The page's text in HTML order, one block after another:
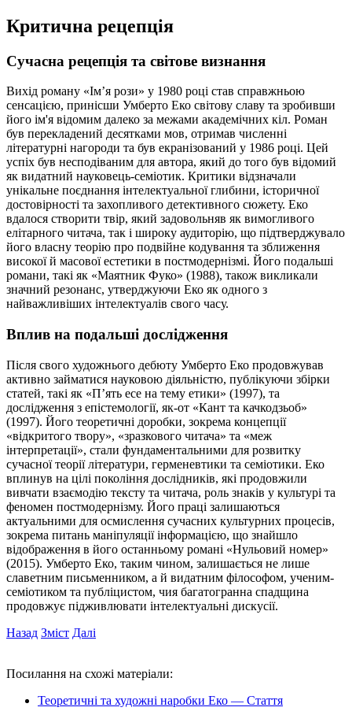
Критична рецепція
Сучасна рецепція та світове визнання
Вихід роману «Ім’я рози» у 1980 році став справжньою
сенсацією, принісши Умберто Еко світову славу та зробивши
його ім'я відомим далеко за межами академічних кіл. Роман
був перекладений десятками мов, отримав численні
літературні нагороди та був екранізований у 1986 році. Цей
успіх був несподіваним для автора, який до того був відомий
як видатний науковець-семіотик. Критики відзначали
унікальне поєднання інтелектуальної глибини, історичної
достовірності та захопливого детективного сюжету. Еко
вдалося створити твір, який задовольняв як вимогливого
елітарного читача, так і широку аудиторію, що підтверджувало
його власну теорію про подвійне кодування та зближення
високої й масової естетики в постмодернізмі. Його подальші
романи, такі як «Маятник Фуко» (1988), також викликали
значний резонанс, утверджуючи Еко як одного з
найважливіших інтелектуалів свого часу.
Вплив на подальші дослідження
Після свого художнього дебюту Умберто Еко продовжував
активно займатися науковою діяльністю, публікуючи збірки
статей, такі як «П’ять есе на тему етики» (1997), та
дослідження з епістемології, як-от «Кант та качкодзьоб»
(1997). Його теоретичні доробки, зокрема концепції
«відкритого твору», «зразкового читача» та «меж
інтерпретації», стали фундаментальними для розвитку
сучасної теорії літератури, герменевтики та семіотики. Еко
вплинув на цілі покоління дослідників, які продовжили
вивчати взаємодію тексту та читача, роль знаків у культурі та
феномен постмодернізму. Його праці залишаються
актуальними для осмислення сучасних культурних процесів,
зокрема питань маніпуляції інформацією, що знайшло
відображення в його останньому романі «Нульовий номер»
(2015). Умберто Еко, таким чином, залишається не лише
славетним письменником, а й видатним філософом, ученим-
семіотиком та публіцистом, чия багатогранна спадщина
продовжує підживлювати інтелектуальні дискусії.
Назад Зміст Далі
Посилання на схожі матеріали:
Теоретичні та художні наробки Еко — Стаття